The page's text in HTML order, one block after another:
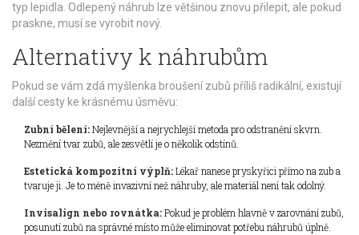
typ lepidla. Odlepený náhrub lze většinou znovu přilepit, ale pokud
praskne, musí se vyrobit nový.
Alternativy k náhrubům
Pokud se vám zdá myšlenka broušení zubů příliš radikální, existují
další cesty ke krásnému úsměvu:
Zubní bělení:Nejlevnější a nejrychlejší metoda pro odstranění skvrn.
Nezmění tvar zubů, ale zesvětlí je o několik odstínů.
Estetická kompozitní výplň:Lékař nanese pryskyřici přímo na zub a
tvaruje ji. Je to méně invazivní než náhruby, ale materiál není tak odolný.
Invisalign nebo rovnátka:Pokud je problém hlavně v zarovnání zubů,
posunutí zubů na správné místo může eliminovat potřebu náhrubů úplně.